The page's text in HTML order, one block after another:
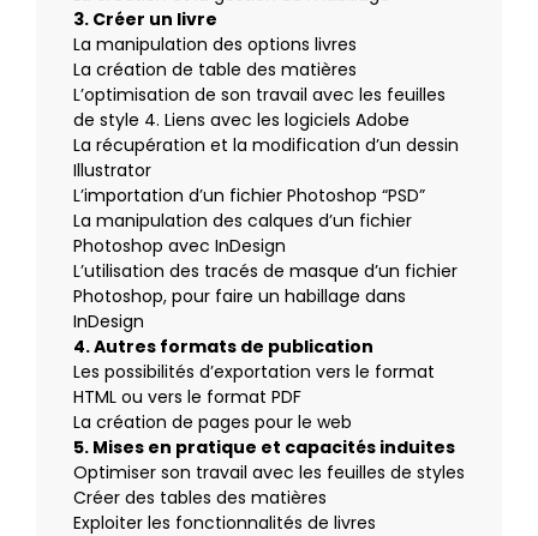
3. Créer un livre
La manipulation des options livres
La création de table des matières
L’optimisation de son travail avec les feuilles
de style 4. Liens avec les logiciels Adobe
La récupération et la modification d’un dessin
Illustrator
L’importation d’un fichier Photoshop “PSD”
La manipulation des calques d’un fichier
Photoshop avec InDesign
L’utilisation des tracés de masque d’un fichier
Photoshop, pour faire un habillage dans
InDesign
4. Autres formats de publication
Les possibilités d’exportation vers le format
HTML ou vers le format PDF
La création de pages pour le web
5. Mises en pratique et capacités induites
Optimiser son travail avec les feuilles de styles
Créer des tables des matières
Exploiter les fonctionnalités de livres